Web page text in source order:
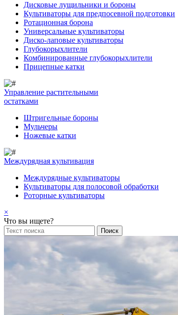
Дисковые лущильники и бороны
Культиваторы для предпосевной подготовки
Ротационная борона
Универсальные культиваторы
Диско-лаповые культиваторы
Глубокорыхлители
Комбинированные глубокорыхлители
Прицепные катки
Управление растительными
остатками
Штригельные бороны
Мульчеры
Ножевые катки
Междурядная культивация
Междурядные культиваторы
Культиваторы для полосовой обработки
Роторные культиваторы
×
Что вы ищете?